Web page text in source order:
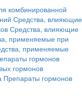
комбинированной
Средства, влияющие
Средства, влияющие
применяемые при
применяемые
гормонов
гормонов
Препараты гормонов